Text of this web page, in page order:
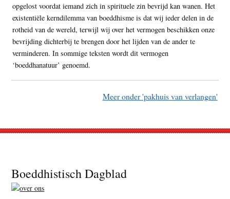
opgelost voordat iemand zich in spirituele zin bevrijd kan wanen. Het
existentiële kerndilemma van boeddhisme is dat wij ieder delen in de
rotheid van de wereld, terwijl wij over het vermogen beschikken onze
bevrijding dichterbij te brengen door het lijden van de ander te
verminderen. In sommige teksten wordt dit vermogen
‘boeddhanatuur’ genoemd.
Meer onder 'pakhuis van verlangen'
Footer
Boeddhistisch Dagblad